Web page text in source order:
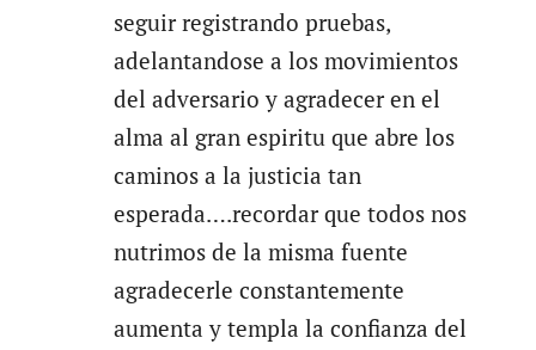
seguir registrando pruebas,
adelantandose a los movimientos
del adversario y agradecer en el
alma al gran espiritu que abre los
caminos a la justicia tan
esperada….recordar que todos nos
nutrimos de la misma fuente
agradecerle constantemente
aumenta y templa la confianza del